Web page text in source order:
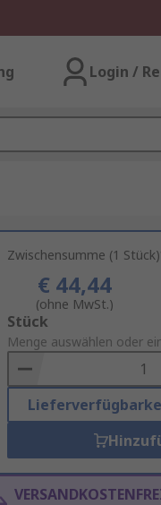
Login /
Zwischensumme (1
€ 44,44
(ohne MwSt.)
Add
to
Basket
Stück
Menge auswählen oder